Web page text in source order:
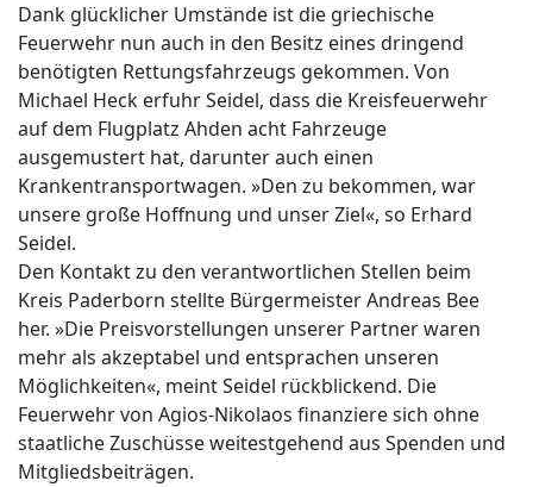
Dank glücklicher Umstände ist die griechische
Feuerwehr nun auch in den Besitz eines dringend
benötigten Rettungsfahrzeugs gekommen. Von
Michael Heck erfuhr Seidel, dass die Kreisfeuerwehr
auf dem Flugplatz Ahden acht Fahrzeuge
ausgemustert hat, darunter auch einen
Krankentransportwagen. »Den zu bekommen, war
unsere große Hoffnung und unser Ziel«, so Erhard
Seidel.
Den Kontakt zu den verantwortlichen Stellen beim
Kreis Paderborn stellte Bürgermeister Andreas Bee
her. »Die Preisvorstellungen unserer Partner waren
mehr als akzeptabel und entsprachen unseren
Möglichkeiten«, meint Seidel rückblickend. Die
Feuerwehr von Agios-Nikolaos finanziere sich ohne
staatliche Zuschüsse weitestgehend aus Spenden und
Mitgliedsbeiträgen.